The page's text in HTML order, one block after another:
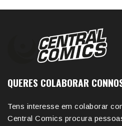
QUERES COLABORAR
Tens interesse em colaborar
Central Comics procura